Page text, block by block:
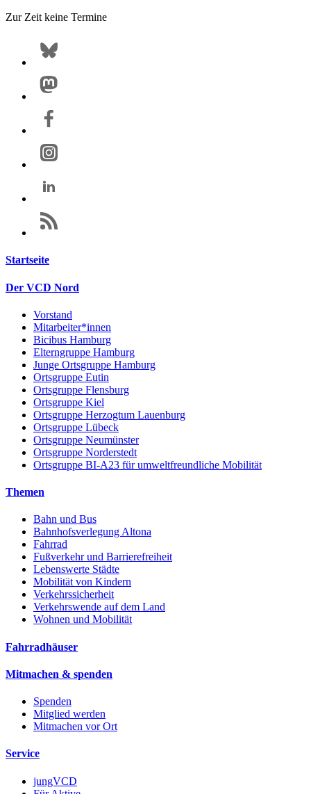
Zur Zeit keine Termine
Startseite
Der VCD Nord
Vorstand
Mitarbeiter*innen
Bicibus Hamburg
Elterngruppe Hamburg
Junge Ortsgruppe Hamburg
Ortsgruppe Eutin
Ortsgruppe Flensburg
Ortsgruppe Kiel
Ortsgruppe Herzogtum Lauenburg
Ortsgruppe Lübeck
Ortsgruppe Neumünster
Ortsgruppe Norderstedt
Ortsgruppe BI-A23 für umweltfreundliche Mobilität
Themen
Bahn und Bus
Bahnhofsverlegung Altona
Fahrrad
Fußverkehr und Barrierefreiheit
Lebenswerte Städte
Mobilität von Kindern
Verkehrssicherheit
Verkehrswende auf dem Land
Wohnen und Mobilität
Fahrradhäuser
Mitmachen & spenden
Spenden
Mitglied werden
Mitmachen vor Ort
Service
jungVCD